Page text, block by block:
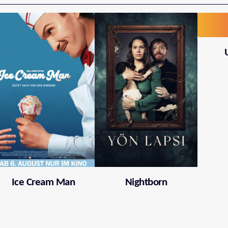
Ice Cream Man Nightborn